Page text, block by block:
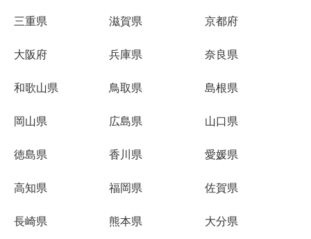
三重県 滋賀県 京都府
大阪府 兵庫県 奈良県
和歌山県 鳥取県 島根県
岡山県 広島県 山口県
徳島県 香川県 愛媛県
高知県 福岡県 佐賀県
長崎県 熊本県 大分県